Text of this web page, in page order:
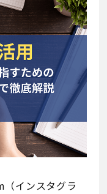
インスタグラ